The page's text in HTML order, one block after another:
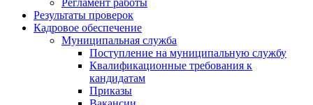
Регламент работы
Результаты проверок
Кадровое обеспечение
Муниципальная служба
Поступление на муниципальную службу
Квалификационные требования к
кандидатам
Приказы